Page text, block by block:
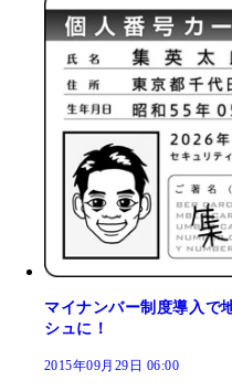
マイナンバー制度導入で
シュに！
2015年09月29日 06:00